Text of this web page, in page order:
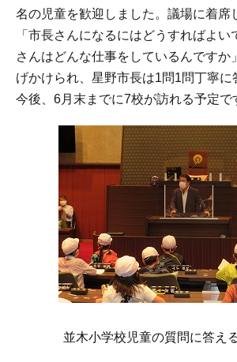
名の児童を歓迎しました。議場に着席
「市長さんになるにはどうすればよ
さんはどんな仕事をしているんですか
げかけられ、星野市長は1問1問丁寧に
今後、6月末までに7校が訪れる予定で
並木小学校児童の質問に答え